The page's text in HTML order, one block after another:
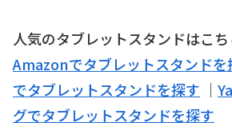
人気のタブレットスタンドはこ
Amazonでタブレットスタンドを
でタブレットスタンドを探す ｜
グでタブレットスタンドを探す